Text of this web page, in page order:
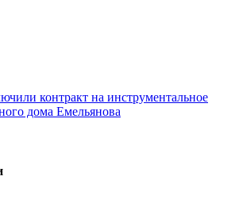
контракт на инструментальное
дома Емельянова